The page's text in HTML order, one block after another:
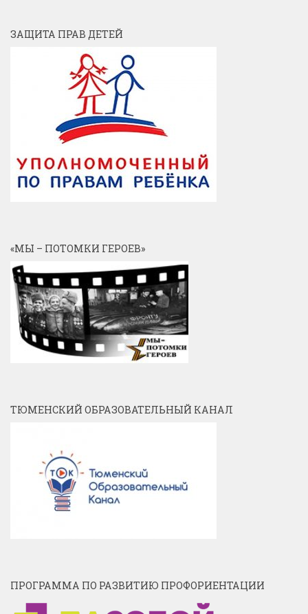
ЗАЩИТА ПРАВ ДЕТЕЙ
«МЫ – ПОТОМКИ ГЕРОЕВ»
ТЮМЕНСКИЙ ОБРАЗОВАТЕЛЬНЫЙ КАНАЛ
ПРОГРАММА ПО РАЗВИТИЮ ПРОФОРИЕНТАЦИИ